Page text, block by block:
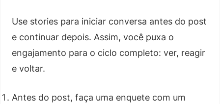
Use stories para iniciar conversa antes do post
e continuar depois. Assim, você puxa o
engajamento para o ciclo completo: ver, reagir
e voltar.
Antes do post, faça uma enquete com um